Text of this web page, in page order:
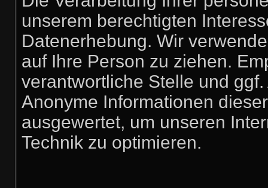
unserem berechtigten
Datenerhebung. Wir
auf Ihre Person zu ziehen.
verantwortliche Stelle und
Anonyme Informationen
ausgewertet, um unseren
Technik zu optimieren.